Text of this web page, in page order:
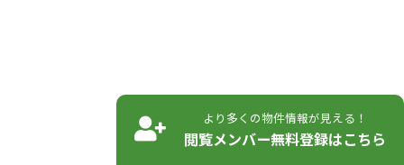
より多くの物件情報が見える！
閲覧メンバー無料登録はこちら